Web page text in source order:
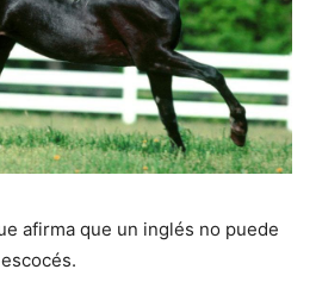
afirma que un inglés no puede